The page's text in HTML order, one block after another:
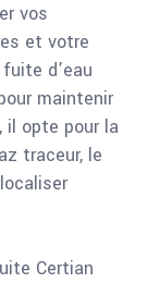
vos
et votre
d’eau
maintenir
opte pour la
traceur, le
Certian